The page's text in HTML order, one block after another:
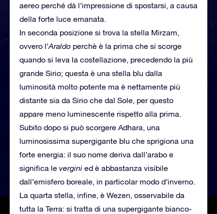
aereo perché dà l’impressione di spostarsi, a causa
della forte luce emanata.
In seconda posizione si trova la stella Mirzam,
ovvero l’Araldo perchè è la prima che si scorge
quando si leva la costellazione, precedendo la più
grande Sirio; questa è una stella blu dalla
luminosità molto potente ma è nettamente più
distante sia da Sirio che dal Sole, per questo
appare meno luminescente rispetto alla prima.
Subito dopo si può scorgere Adhara, una
luminosissima supergigante blu che sprigiona una
forte energia: il suo nome deriva dall’arabo e
significa le vergini ed è abbastanza visibile
dall’emisfero boreale, in particolar modo d’inverno.
La quarta stella, infine, è Wezen, osservabile da
tutta la Terra: si tratta di una supergigante bianco-